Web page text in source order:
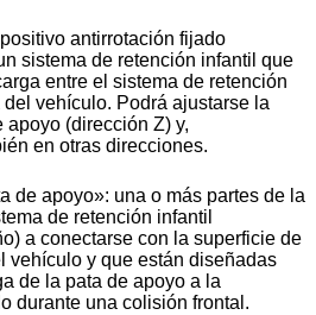
antirrotación fijado
sistema de retención infantil que
entre el sistema de retención
vehículo. Podrá ajustarse la
apoyo (dirección Z) y,
en otras direcciones.
de apoyo»: una o más partes de la
de retención infantil
a conectarse con la superficie de
vehículo y que están diseñadas
de la pata de apoyo a la
durante una colisión frontal.